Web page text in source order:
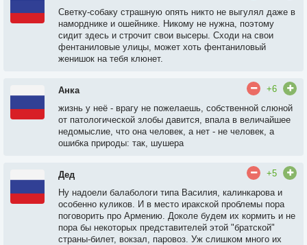
Светку-собаку страшную опять никто не выгулял даже в
наморднике и ошейнике. Никому не нужна, поэтому
сидит здесь и строчит свои высеры. Сходи на свои
фентаниловые улицы, может хоть фентаниловый
женишок на тебя клюнет.
Анка
+6
жизнь у неё - врагу не пожелаешь, собственной слюной
от патологической злобы давится, впала в величайшее
недомыслие, что она человек, а нет - не человек, а
ошибка природы: так, шушера
Дед
+5
Ну надоели балабологи типа Василия, калинкарова и
особенно куликов. И в место иракской проблемы пора
поговорить про Армению. Доколе будем их кормить и не
пора бы некоторых представителей этой "братской"
страны-билет, вокзал, паровоз. Уж слишком много их